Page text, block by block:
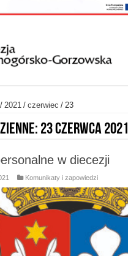
/ 2021 / czerwiec / 23
23 czerwca 2021
w diecezji
Komunikaty i zapowiedzi